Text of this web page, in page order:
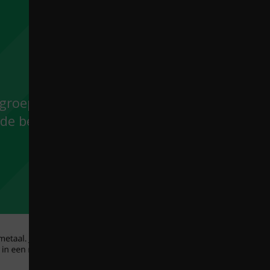
verdeeld,
belangrijkste